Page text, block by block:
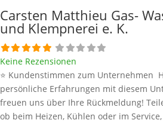
Carsten Matthieu Gas-
und Klempnerei e. K.
Keine Rezensionen
⭐ Kundenstimmen zum Unternehmen
persönliche Erfahrungen mit diesem
freuen uns über Ihre Rückmeldung!
ob beim Heizen, Kühlen oder im